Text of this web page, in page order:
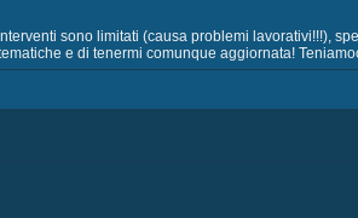
sono limitati (causa problemi lavorativi!!!),
e di tenermi comunque aggiornata!